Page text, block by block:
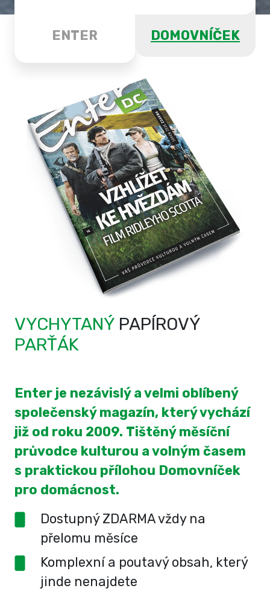
ENTER DOMOVNÍČEK
VYCHYTANÝ PAPÍROVÝ
PARŤÁK
Enter je nezávislý a velmi oblíbený
společenský magazín, který vychází
již od roku 2009. Tištěný měsíční
průvodce kulturou a volným časem
s praktickou přílohou Domovníček
pro domácnost.
Dostupný ZDARMA vždy na
přelomu měsíce
Komplexní a poutavý obsah, který
jinde nenajdete